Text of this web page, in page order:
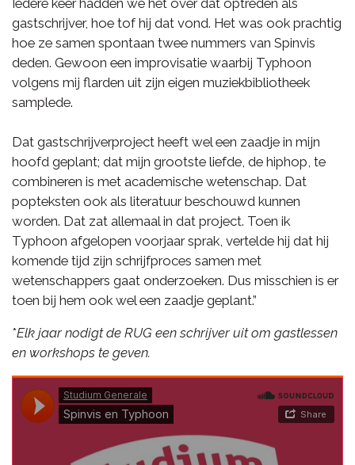
gastschrijver, hoe tof hij dat vond. Het was ook prachtig
hoe ze samen spontaan twee nummers van Spinvis
deden. Gewoon een improvisatie waarbij Typhoon
volgens mij flarden uit zijn eigen muziekbibliotheek
samplede.
Dat gastschrijverproject heeft wel een zaadje in mijn
hoofd geplant; dat mijn grootste liefde, de hiphop, te
combineren is met academische wetenschap. Dat
popteksten ook als literatuur beschouwd kunnen
worden. Dat zat allemaal in dat project. Toen ik
Typhoon afgelopen voorjaar sprak, vertelde hij dat hij
komende tijd zijn schrijfproces samen met
wetenschappers gaat onderzoeken. Dus misschien is er
toen bij hem ook wel een zaadje geplant.”
*Elk jaar nodigt de RUG een schrijver uit om gastlessen
en workshops te geven.